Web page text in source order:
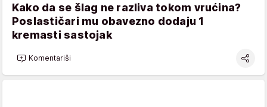
Kako da se šlag ne razliva tokom vrućina?
Poslastičari mu obavezno dodaju 1
kremasti sastojak
Komentariši